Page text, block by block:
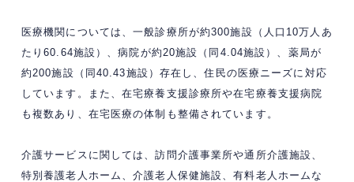
医療機関については、一般診療所が約300施設（人口10万人あ
たり60.64施設）、病院が約20施設（同4.04施設）、薬局が
約200施設（同40.43施設）存在し、住民の医療ニーズに対応
しています。また、在宅療養支援診療所や在宅療養支援病院
も複数あり、在宅医療の体制も整備されています。
介護サービスに関しては、訪問介護事業所や通所介護施設、
特別養護老人ホーム、介護老人保健施設、有料老人ホームな